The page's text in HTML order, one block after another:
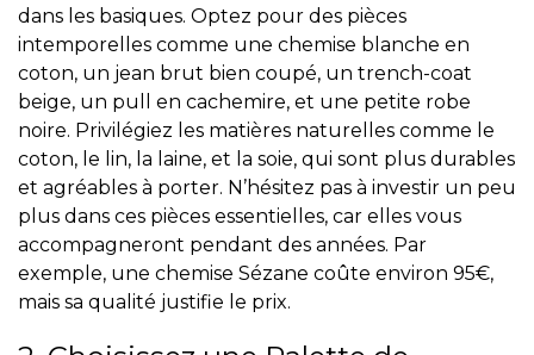
dans les basiques. Optez pour des pièces
intemporelles comme une chemise blanche en
coton, un jean brut bien coupé, un trench-coat
beige, un pull en cachemire, et une petite robe
noire. Privilégiez les matières naturelles comme le
coton, le lin, la laine, et la soie, qui sont plus durables
et agréables à porter. N’hésitez pas à investir un peu
plus dans ces pièces essentielles, car elles vous
accompagneront pendant des années. Par
exemple, une chemise Sézane coûte environ 95€,
mais sa qualité justifie le prix.